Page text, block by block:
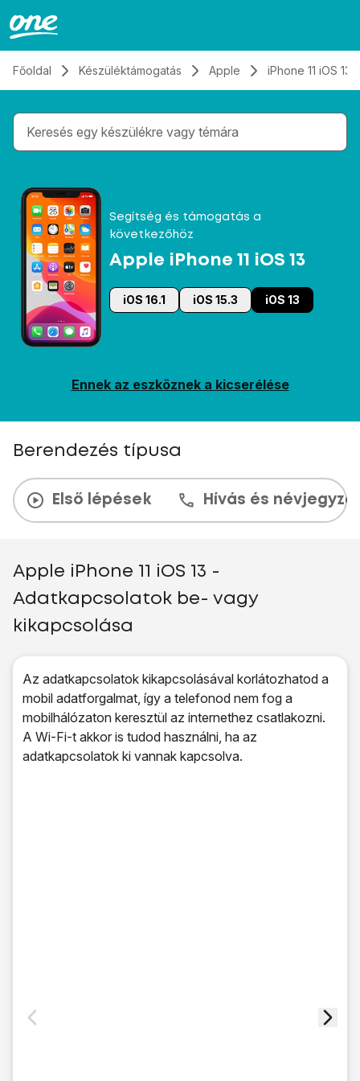
Főoldal Készüléktámogatás Apple iPhone 11 iOS 13
Gépelés közben megjelennek a keresési
Segítség és támogatás a
következőhöz
Apple iPhone 11 iOS 13
iOS 16.1 iOS 15.3 iOS 13
Ennek az eszköznek a kicserélése
Berendezés típusa
Első lépések Hívás és
Apple iPhone 11 iOS 13 -
Adatkapcsolatok be- vagy
kikapcsolása
Az adatkapcsolatok kikapcsolásával korlátozhatod a
mobil adatforgalmat, így a telefonod nem fog a
mobilhálózaton keresztül az internethez csatlakozni.
A Wi-Fi-t akkor is tudod használni, ha az
adatkapcsolatok ki vannak kapcsolva.